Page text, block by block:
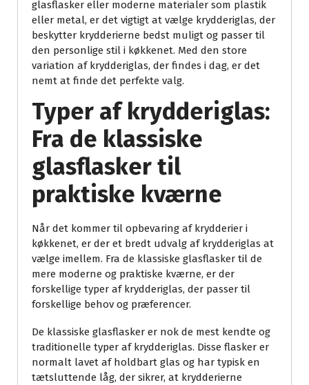
glasflasker eller moderne materialer som plastik
eller metal, er det vigtigt at vælge krydderiglas, der
beskytter krydderierne bedst muligt og passer til
den personlige stil i køkkenet. Med den store
variation af krydderiglas, der findes i dag, er det
nemt at finde det perfekte valg.
Typer af krydderiglas:
Fra de klassiske
glasflasker til
praktiske kværne
Når det kommer til opbevaring af krydderier i
køkkenet, er der et bredt udvalg af krydderiglas at
vælge imellem. Fra de klassiske glasflasker til de
mere moderne og praktiske kværne, er der
forskellige typer af krydderiglas, der passer til
forskellige behov og præferencer.
De klassiske glasflasker er nok de mest kendte og
traditionelle typer af krydderiglas. Disse flasker er
normalt lavet af holdbart glas og har typisk en
tætsluttende låg, der sikrer, at krydderierne